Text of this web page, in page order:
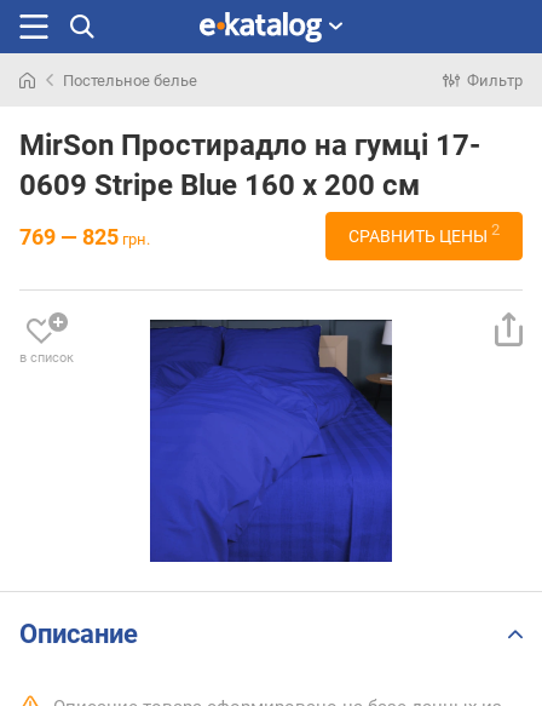
раньше
Постельное белье Фильтр
MirSon Простирадло на гумці 17-
0609 Stripe Blue 160 х 200 см
769 — 825 грн. СРАВНИТЬ ЦЕНЫ 2
в список
Описание